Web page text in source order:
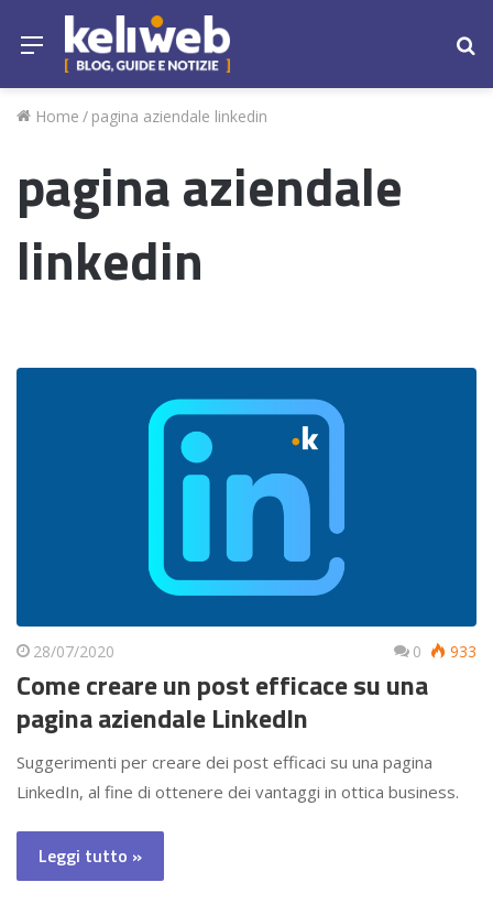
Menu
Home / pagina aziendale linkedin
pagina aziendale
linkedin
28/07/2020 0 933
Come creare un post efficace su una
pagina aziendale LinkedIn
Suggerimenti per creare dei post efficaci su una pagina
LinkedIn, al fine di ottenere dei vantaggi in ottica business.
Leggi tutto »